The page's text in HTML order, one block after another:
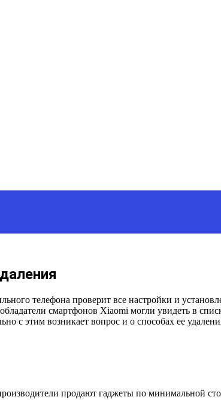
телефона проверит все настройки и
смартфонов Xiaomi могли увидеть в
с этим возникает вопрос и о способах ее
продают гаджеты по минимальной